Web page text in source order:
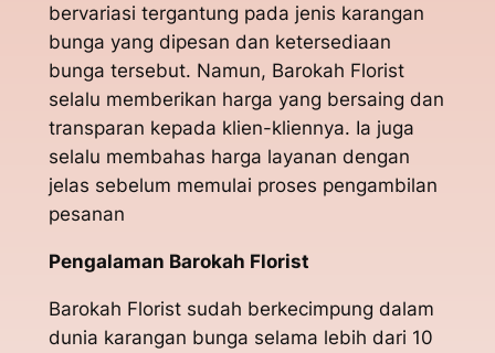
bervariasi tergantung pada jenis karangan
bunga yang dipesan dan ketersediaan
bunga tersebut. Namun, Barokah Florist
selalu memberikan harga yang bersaing dan
transparan kepada klien-kliennya. Ia juga
selalu membahas harga layanan dengan
jelas sebelum memulai proses pengambilan
pesanan
Pengalaman Barokah Florist
Barokah Florist sudah berkecimpung dalam
dunia karangan bunga selama lebih dari 10